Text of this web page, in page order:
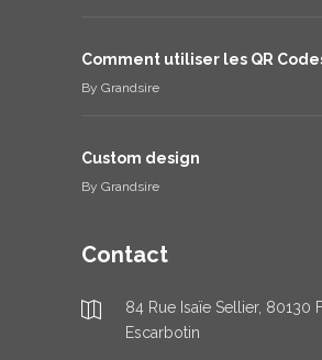
Comment utiliser les QR
By Grandsire
Custom design
By Grandsire
Contact
84 Rue Isaïe Sellier, 80130
Escarbotin